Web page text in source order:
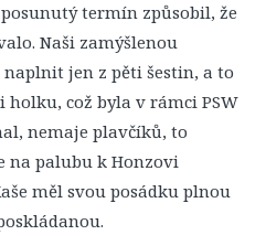
termín způsobil, že
Naši zamýšlenou
jen z pěti šestin, a to
což byla v rámci PSW
nemaje plavčíků, to
na palubu k Honzovi
měl svou posádku plnou